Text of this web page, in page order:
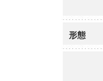
形態